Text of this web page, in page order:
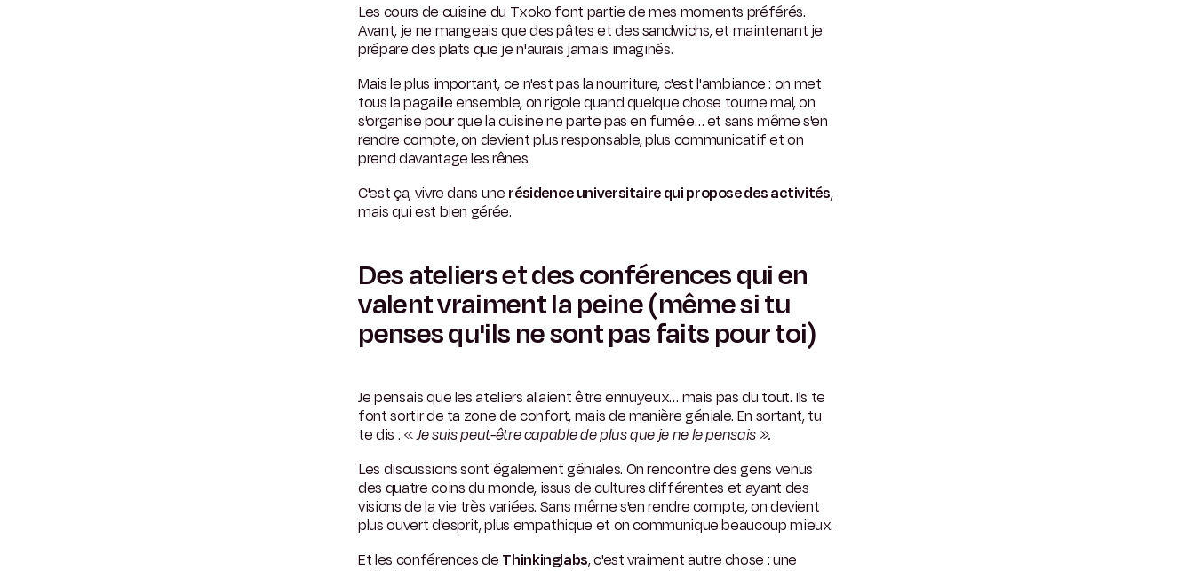
Les cours de cuisine du Txoko font partie de mes moments préférés.
Avant, je ne mangeais que des pâtes et des sandwichs, et maintenant je
prépare des plats que je n'aurais jamais imaginés.
Mais le plus important, ce n'est pas la nourriture, c'est l'ambiance : on met
tous la pagaille ensemble, on rigole quand quelque chose tourne mal, on
s'organise pour que la cuisine ne parte pas en fumée… et sans même s'en
rendre compte, on devient plus responsable, plus communicatif et on
prend davantage les rênes.
C'est ça, vivre dans une résidence universitaire qui propose des activités,
mais qui est bien gérée.
Des ateliers et des conférences qui en
valent vraiment la peine (même si tu
penses qu'ils ne sont pas faits pour toi)
Je pensais que les ateliers allaient être ennuyeux… mais pas du tout. Ils te
font sortir de ta zone de confort, mais de manière géniale. En sortant, tu
te dis : «Je suis peut-être capable de plus que je ne le pensais ».
Les discussions sont également géniales. On rencontre des gens venus
des quatre coins du monde, issus de cultures différentes et ayant des
visions de la vie très variées. Sans même s'en rendre compte, on devient
plus ouvert d'esprit, plus empathique et on communique beaucoup mieux.
Et les conférences de Thinkinglabs, c'est vraiment autre chose : une